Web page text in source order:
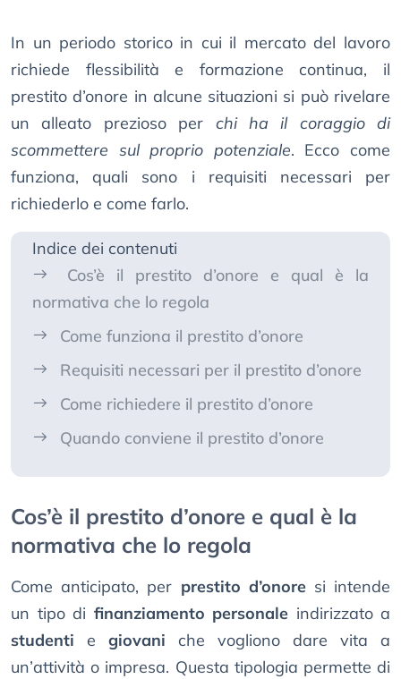
In un periodo storico in cui il mercato del lavoro
richiede flessibilità e formazione continua, il
prestito d’onore in alcune situazioni si può rivelare
un alleato prezioso per chi ha il coraggio di
scommettere sul proprio potenziale. Ecco come
funziona, quali sono i requisiti necessari per
richiederlo e come farlo.
Indice dei contenuti
Cos’è il prestito d’onore e qual è la
normativa che lo regola
Come funziona il prestito d’onore
Requisiti necessari per il prestito d’onore
Come richiedere il prestito d’onore
Quando conviene il prestito d’onore
Cos’è il prestito d’onore e qual è la
normativa che lo regola
Come anticipato, per prestito d’onoresi intende
un tipo di finanziamento personale indirizzato a
studenti e giovani che vogliono dare vita a
un’attività o impresa. Questa tipologia permette di